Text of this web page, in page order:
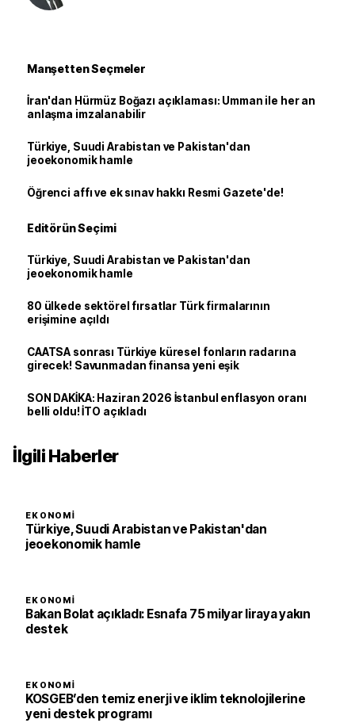
Manşetten Seçmeler
İran'dan Hürmüz Boğazı açıklaması: Umman ile her an
anlaşma imzalanabilir
Türkiye, Suudi Arabistan ve Pakistan'dan
jeoekonomik hamle
Öğrenci affı ve ek sınav hakkı Resmi Gazete'de!
Editörün Seçimi
Türkiye, Suudi Arabistan ve Pakistan'dan
jeoekonomik hamle
80 ülkede sektörel fırsatlar Türk firmalarının
erişimine açıldı
CAATSA sonrası Türkiye küresel fonların radarına
girecek! Savunmadan finansa yeni eşik
SON DAKİKA: Haziran 2026 İstanbul enflasyon oranı
belli oldu! İTO açıkladı
İlgili Haberler
EKONOMI
Türkiye, Suudi Arabistan ve Pakistan'dan
jeoekonomik hamle
EKONOMI
Bakan Bolat açıkladı: Esnafa 75 milyar liraya yakın
destek
EKONOMI
KOSGEB’den temiz enerji ve iklim teknolojilerine
yeni destek programı